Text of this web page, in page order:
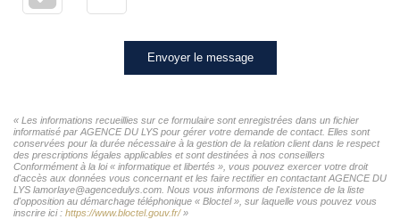
Envoyer le message
« Les informations recueillies sur ce formulaire sont enregistrées dans un fichier
informatisé par AGENCE DU LYS pour gérer votre demande de contact. Elles sont
conservées pour la durée nécessaire à la gestion de la relation client dans le respect
des prescriptions légales applicables et sont destinées à nos conseillers
Conformément à la loi « informatique et libertés », vous pouvez exercer votre droit
d'accès aux données vous concernant et les faire rectifier en contactant AGENCE DU
LYS lamorlaye@agencedulys.com. Nous vous informons de l'existence de la liste
d'opposition au démarchage téléphonique « Bloctel », sur laquelle vous pouvez vous
inscrire ici : https://www.bloctel.gouv.fr/»